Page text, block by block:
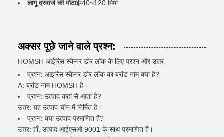
लागू दरवाजे की मोटाईः40~120 मिमी
अक्सर पूछे जाने वाले प्रश्न:
HOMSH आईरिस स्कैनर डोर लॉक के लिए प्रश्न और उत्तर
प्रश्न: आइरिस स्कैनर डोर लॉक का ब्रांड नाम क्या है?
A: ब्रांड नाम HOMSH है।
प्रश्न: उत्पाद कहां से आता है?
उत्तर: यह उत्पाद चीन में निर्मित है।
प्रश्न: क्या उत्पाद प्रमाणित है?
उत्तर: हाँ, उत्पाद आईएसओ 9001 के साथ प्रमाणित है।